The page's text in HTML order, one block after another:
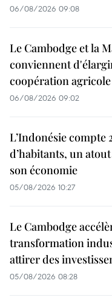
06/08/2026 09:08
Le Cambodge et la
conviennent
coopération agricole
06/08/2026 09:02
L’Indonésie compte
d’habitants, un
son économie
05/08/2026 10:27
Le Cambodge
transformation
attirer des
05/08/2026 08:28